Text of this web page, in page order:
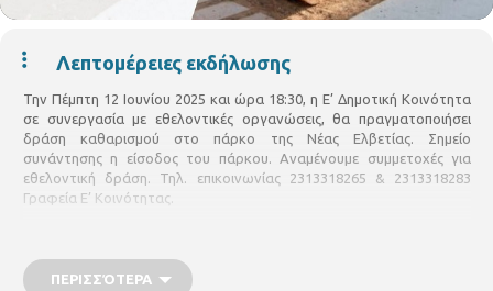
Λεπτομέρειες εκδήλωσης
Την Πέμπτη 12 Ιουνίου 2025 και ώρα 18:30, η Ε’ Δημοτική Κοινότητα
σε συνεργασία με εθελοντικές οργανώσεις, θα πραγματοποιήσει
δράση καθαρισμού στο πάρκο της Νέας Ελβετίας. Σημείο
συνάντησης η είσοδος του πάρκου. Αναμένουμε συμμετοχές για
εθελοντική δράση. Τηλ. επικοινωνίας 2313318265 & 2313318283
Γραφεία Ε’ Κοινότητας.
ΠΕΡΙΣΣΌΤΕΡΑ